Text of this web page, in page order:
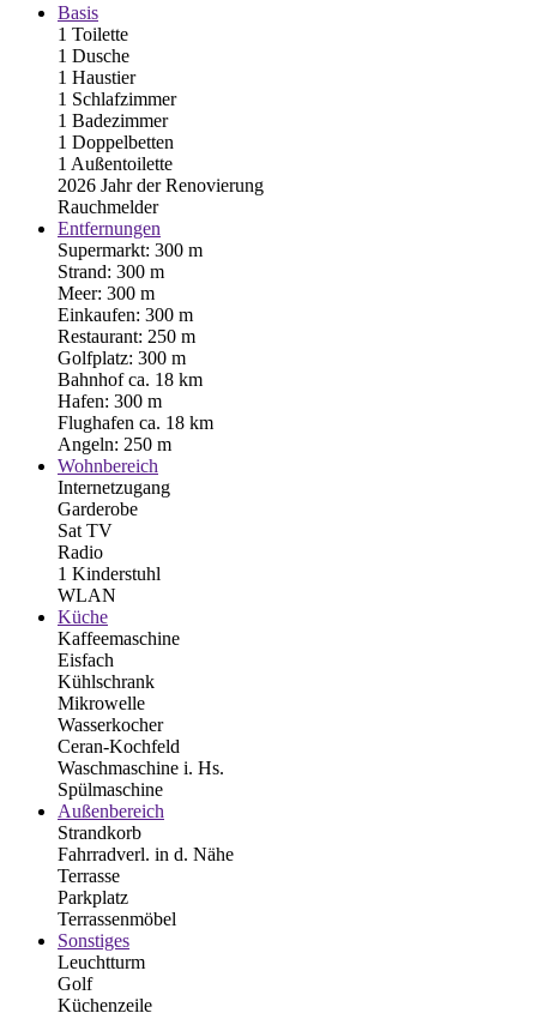
Basis
1 Toilette
1 Dusche
1 Haustier
1 Schlafzimmer
1 Badezimmer
1 Doppelbetten
1 Außentoilette
2026 Jahr der Renovierung
Rauchmelder
Entfernungen
Supermarkt: 300 m
Strand: 300 m
Meer: 300 m
Einkaufen: 300 m
Restaurant: 250 m
Golfplatz: 300 m
Bahnhof ca. 18 km
Hafen: 300 m
Flughafen ca. 18 km
Angeln: 250 m
Wohnbereich
Internetzugang
Garderobe
Sat TV
Radio
1 Kinderstuhl
WLAN
Küche
Kaffeemaschine
Eisfach
Kühlschrank
Mikrowelle
Wasserkocher
Ceran-Kochfeld
Waschmaschine i. Hs.
Spülmaschine
Außenbereich
Strandkorb
Fahrradverl. in d. Nähe
Terrasse
Parkplatz
Terrassenmöbel
Sonstiges
Leuchtturm
Golf
Küchenzeile